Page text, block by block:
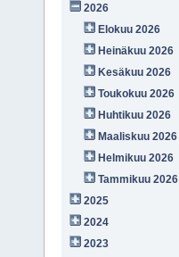
2026
Elokuu 2026
Heinäkuu 2026
Kesäkuu 2026
Toukokuu 2026
Huhtikuu 2026
Maaliskuu 2026
Helmikuu 2026
Tammikuu 2026
2025
2024
2023